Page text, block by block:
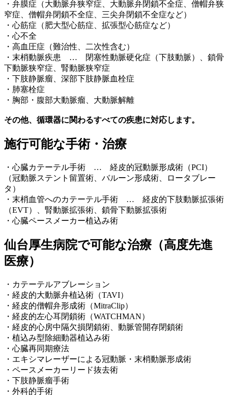
・弁膜症（大動脈弁狭窄症、大動脈弁閉鎖不全症、僧帽弁狭
窄症、僧帽弁閉鎖不全症、三尖弁閉鎖不全症など）
・心筋症（肥大型心筋症、拡張型心筋症など）
・心不全
・高血圧症（難治性、二次性含む）
・末梢動脈疾患 … 閉塞性動脈硬化症（下肢動脈）、鎖骨
下動脈狭窄症、腎動脈狭窄症
・下肢静脈瘤、深部下肢静脈血栓症
・肺塞栓症
・胸部・腹部大動脈瘤、大動脈解離
その他、循環器に関わるすべての疾患に対応します。
施行可能な手術・治療
・心臓カテーテル手術 … 経皮的冠動脈形成術（PCI）
（冠動脈ステント留置術、バルーン形成術、ロータブレー
タ）
・末梢血管へのカテーテル手術 … 経皮的下肢動脈拡張術
（EVT）、腎動脈拡張術、鎖骨下動脈拡張術
・心臓ペースメーカー植込み術
仙台厚生病院で可能な治療（高度先進
医療）
・カテーテルアブレーション
・経皮的大動脈弁植込術（TAVI）
・経皮的僧帽弁形成術（MitraClip）
・経皮的左心耳閉鎖術（WATCHMAN）
・経皮的心房中隔欠損閉鎖術、動脈管開存閉鎖術
・植込み型除細動器植込み術
・心臓再同期療法
・エキシマレーザーによる冠動脈・末梢動脈形成術
・ペースメーカーリード抜去術
・下肢静脈瘤手術
・外科的手術